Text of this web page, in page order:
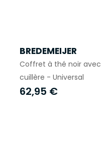
BREDEMEIJER
Coffret à thé noir
cuillère - Universal
62,95 €